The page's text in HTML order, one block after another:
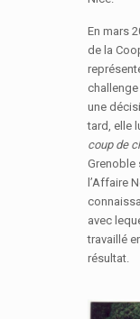
En mars
de la
une
tard, elle
coup de
Grenoble
l’Affaire
avec
travaillé
résultat.